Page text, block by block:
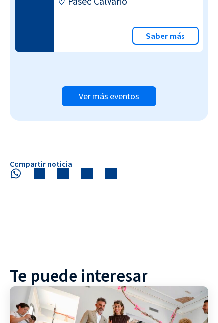
Saber más
Ver más eventos
Compartir noticia
Te puede interesar